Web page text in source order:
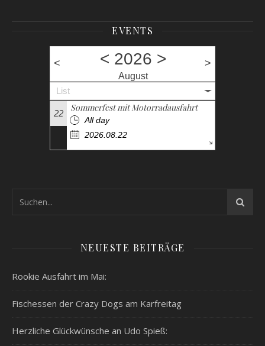
EVENTS
< < 2026 >
August
>
List
22
Sommerfest mit Motorradausfahrt
All day
2026.08.22
NEUESTE BEITRÄGE
Rookie Ausfahrt im Mai:
Fischessen der Crazy Dogs am Karfreitag
Herzliche Glückwünsche an Udo Spieß: